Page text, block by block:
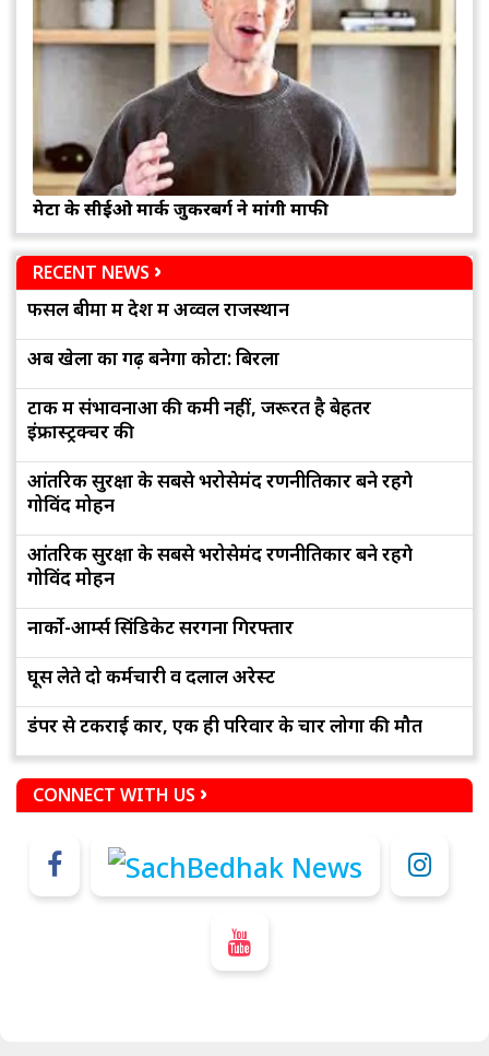
मेटा के सीईओ मार्क जुकरबर्ग ने मांगी माफी
RECENT NEWS
फसल बीमा में देश में अव्वल राजस्थान
अब खेलों का गढ़ बनेगा कोटा: बिरला
टोंक में संभावनाओं की कमी नहीं, जरूरत है बेहतर
इंफ्रास्ट्रक्चर की
आंतरिक सुरक्षा के सबसे भरोसेमंद रणनीतिकार बने रहेंगे
गोविंद मोहन
आंतरिक सुरक्षा के सबसे भरोसेमंद रणनीतिकार बने रहेंगे
गोविंद मोहन
नार्को-आर्म्स सिंडिकेट सरगना गिरफ्तार
घूस लेते दो कर्मचारी व दलाल अरेस्ट
डंपर से टकराई कार, एक ही परिवार के चार लोगों की मौत
CONNECT WITH US